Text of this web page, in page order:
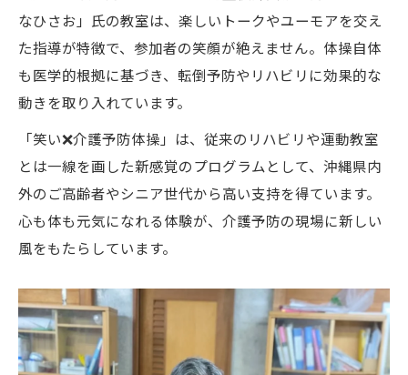
なひさお」氏の教室は、楽しいトークやユーモアを交え
た指導が特徴で、参加者の笑顔が絶えません。体操自体
も医学的根拠に基づき、転倒予防やリハビリに効果的な
動きを取り入れています。
「笑い❌介護予防体操」は、従来のリハビリや運動教室
とは一線を画した新感覚のプログラムとして、沖縄県内
外のご高齢者やシニア世代から高い支持を得ています。
心も体も元気になれる体験が、介護予防の現場に新しい
風をもたらしています。